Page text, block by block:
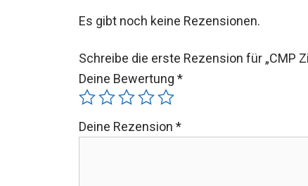
Es gibt noch keine Rezensionen.
Schreibe die erste Rezension für „CMP
Deine Bewertung *
Deine Rezension *